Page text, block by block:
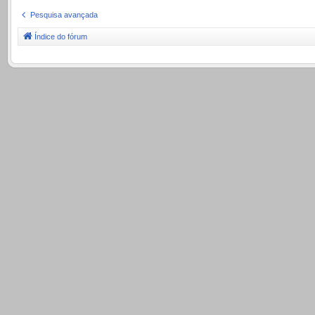
Pesquisa avançada
Índice do fórum
.